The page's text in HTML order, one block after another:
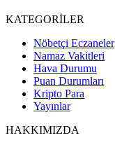
KATEGORİLER
Nöbetçi Eczaneler
Namaz Vakitleri
Hava Durumu
Puan Durumları
Kripto Para
Yayınlar
HAKKIMIZDA